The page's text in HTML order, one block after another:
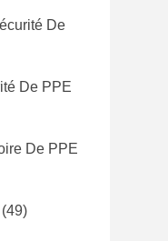
De
De PPE
De PPE
(49)